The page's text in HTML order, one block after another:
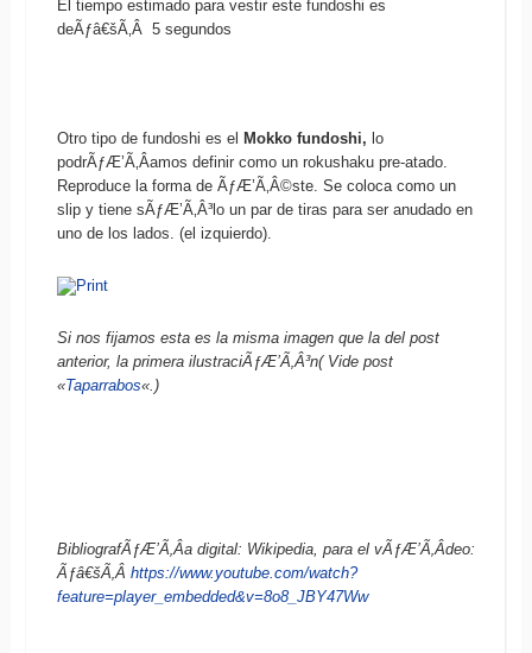
El tiempo estimado para vestir este fundoshi es
deÃƒâ€šÃ‚Â 5 segundos
Otro tipo de fundoshi es el Mokko fundoshi, lo
podrÃƒÆ’Ã‚Â­amos definir como un rokushaku pre-atado.
Reproduce la forma de ÃƒÆ’Ã‚Â©ste. Se coloca como un
slip y tiene sÃƒÆ’Ã‚Â³lo un par de tiras para ser anudado en
uno de los lados. (el izquierdo).
Si nos fijamos esta es la misma imagen que la del post
anterior, la primera ilustraciÃƒÆ’Ã‚Â³n( Vide post
«Taparrabos«.)
BibliografÃƒÆ’Ã‚Â­a digital: Wikipedia, para el vÃƒÆ’Ã‚Â­deo:
Ãƒâ€šÃ‚Â https://www.youtube.com/watch?
feature=player_embedded&v=8o8_JBY47Ww